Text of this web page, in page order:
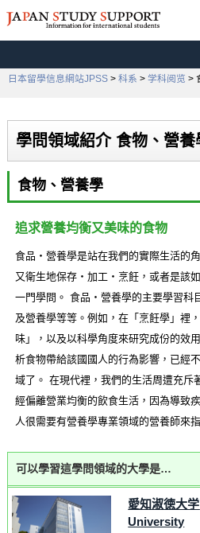
日本留學信息網站JPSS > 科系 > 学科阅览 >
學問領域紹介 食物、營養
食物、營養學
追求營養均衡又美味的食物
食品・營養學是站在我們的實際生活的
又衛生地保存・加工・烹飪，或者是該
一門學問。 食品・營養學的主要學習科
及營養學等等。例如，在「烹飪學」裡
味」，以及以科學角度來研究成份的效
析食物帶給該國國人的行為影響，已經
域了。 在現代裡，我們的生活周遭充斥
經偏離營業均衡的飲食生活，因為導致
人很需要有營養學專業領域的營養師來
可以學習這學問領域的大學是…
愛知淑徳大学
University